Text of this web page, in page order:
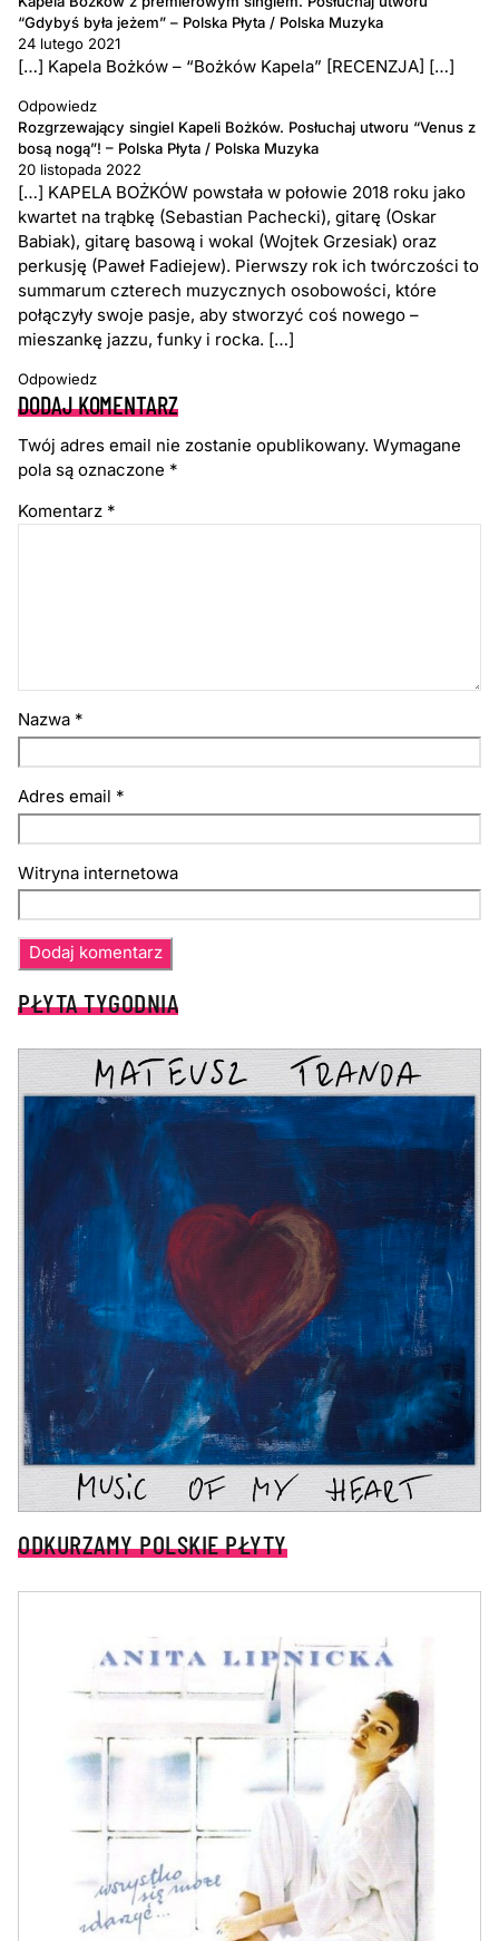
“Gdybyś była jeżem” – Polska Płyta / Polska Muzyka
24 lutego 2021
[…] Kapela Bożków – “Bożków Kapela” [RECENZJA] […]
Odpowiedz
Rozgrzewający singiel Kapeli Bożków. Posłuchaj utworu “Venus z
bosą nogą”! – Polska Płyta / Polska Muzyka
20 listopada 2022
[…] KAPELA BOŻKÓW powstała w połowie 2018 roku jako
kwartet na trąbkę (Sebastian Pachecki), gitarę (Oskar
Babiak), gitarę basową i wokal (Wojtek Grzesiak) oraz
perkusję (Paweł Fadiejew). Pierwszy rok ich twórczości to
summarum czterech muzycznych osobowości, które
połączyły swoje pasje, aby stworzyć coś nowego –
mieszankę jazzu, funky i rocka. […]
Odpowiedz
DODAJ KOMENTARZ
Twój adres email nie zostanie opublikowany. Wymagane
pola są oznaczone *
Komentarz *
Nazwa *
Adres email *
Witryna internetowa
PŁYTA TYGODNIA
ODKURZAMY POLSKIE PŁYTY